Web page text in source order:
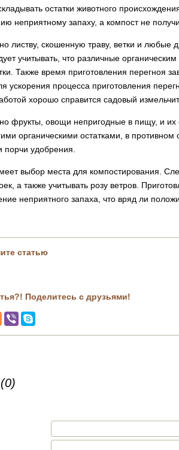
остатки животного
неприятному запаху, а компост не
листву, скошенную траву, ветки и любые
учитывать, что различные
Также время приготовления перегноя
ускорения процесса приготовления
хорошо справится садовый
фрукты, овощи непригодные в пищу, и их
органическими остатками, в противном
удобрения.
выбор места для компостирования.
а также учитывать розу ветров.
неприятного запаха, что вряд ли
статью
Поделитесь с друзьями!